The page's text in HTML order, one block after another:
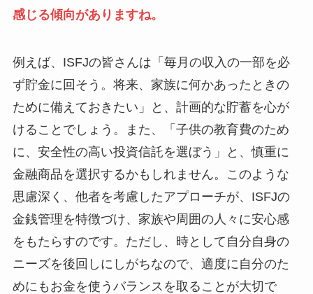
感じる傾向がありますね。
例えば、ISFJの皆さんは「毎月の収入の一部を必
ず貯金に回そう。将来、家族に何かあったときの
ために備えておきたい」と、計画的な貯蓄を心が
けることでしょう。また、「子供の教育費のため
に、安全性の高い投資信託を選ぼう」と、慎重に
金融商品を選択するかもしれません。このような
思慮深く、他者を考慮したアプローチが、ISFJの
金銭管理を特徴づけ、家族や周囲の人々に安心感
をもたらすのです。ただし、時として自分自身の
ニーズを後回しにしがちなので、適度に自分のた
めにもお金を使うバランスを取ることが大切で